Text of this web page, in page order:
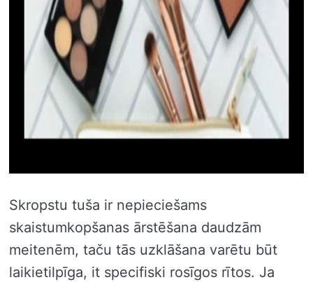
Skropstu tuša ir nepieciešams
skaistumkopšanas ārstēšana daudzām
meitenēm, taču tās uzklāšana varētu būt
laikietilpīga, it specifiski rosīgos rītos. Ja